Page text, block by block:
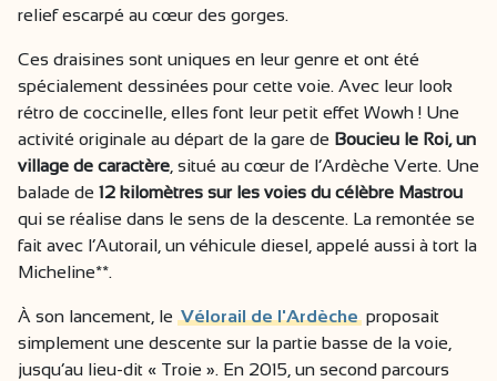
relief escarpé au cœur des gorges.
Ces draisines sont uniques en leur genre et ont été
spécialement dessinées pour cette voie. Avec leur look
rétro de coccinelle, elles font leur petit effet Wowh ! Une
activité originale au départ de la gare de Boucieu le Roi, un
village de caractère , situé au cœur de l’Ardèche Verte. Une
balade de 12 kilomètres sur les voies du célèbre Mastrou
qui se réalise dans le sens de la descente. La remontée se
fait avec l’Autorail, un véhicule diesel, appelé aussi à tort la
Micheline**.
À son lancement, le Vélorail de l'Ardèche proposait
simplement une descente sur la partie basse de la voie,
jusqu’au lieu-dit « Troie ». En 2015, un second parcours